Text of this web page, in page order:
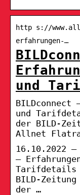
http s://
erfahrungen-…
und
BILDconnect
und
der BILD-
Allnet
16.10.2022 —
–
Tarifdetails
BILD-
der …